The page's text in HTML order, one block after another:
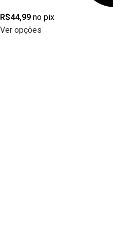
R$44,99 no pix
Ver opções